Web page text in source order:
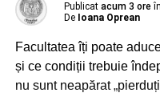
Publicat acum 3 ore în
De Ioana Oprean
Facultatea îți poate
și ce condiții trebuie
nu sunt neapărat